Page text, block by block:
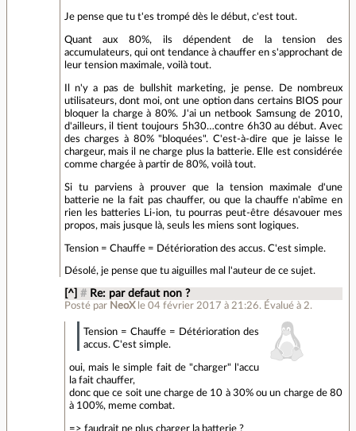
Je pense que tu t'es trompé dès le début, c'est tout.
Quant aux 80%, ils dépendent de la tension des
accumulateurs, qui ont tendance à chauffer en s'approchant de
leur tension maximale, voilà tout.
Il n'y a pas de bullshit marketing, je pense. De nombreux
utilisateurs, dont moi, ont une option dans certains BIOS pour
bloquer la charge à 80%. J'ai un netbook Samsung de 2010,
d'ailleurs, il tient toujours 5h30…contre 6h30 au début. Avec
des charges à 80% "bloquées". C'est-à-dire que je laisse le
chargeur, mais il ne charge plus la batterie. Elle est considérée
comme chargée à partir de 80%, voilà tout.
Si tu parviens à prouver que la tension maximale d'une
batterie ne la fait pas chauffer, ou que la chauffe n'abîme en
rien les batteries Li-ion, tu pourras peut-être désavouer mes
propos, mais jusque là, seuls les miens sont logiques.
Tension = Chauffe = Détérioration des accus. C'est simple.
Désolé, je pense que tu aiguilles mal l'auteur de ce sujet.
[^] # Re: par defaut non ?
Posté par NeoX le 04 février 2017 à 21:26. Évalué à 2.
Tension = Chauffe = Détérioration des
accus. C'est simple.
oui, mais le simple fait de "charger" l'accu
la fait chauffer,
donc que ce soit une charge de 10 à 30% ou un charge de 80
à 100%, meme combat.
=> faudrait ne plus charger la batterie ?